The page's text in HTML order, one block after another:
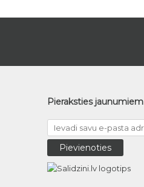
Pieraksties jaunumiem